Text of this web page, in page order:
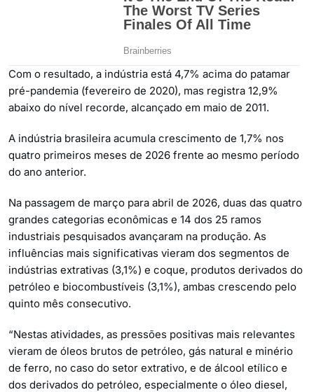
Com o resultado, a indústria está 4,7% acima do patamar
pré-pandemia (fevereiro de 2020), mas registra 12,9%
abaixo do nível recorde, alcançado em maio de 2011.
A indústria brasileira acumula crescimento de 1,7% nos
quatro primeiros meses de 2026 frente ao mesmo período
do ano anterior.
Na passagem de março para abril de 2026, duas das quatro
grandes categorias econômicas e 14 dos 25 ramos
industriais pesquisados avançaram na produção. As
influências mais significativas vieram dos segmentos de
indústrias extrativas (3,1%) e coque, produtos derivados do
petróleo e biocombustíveis (3,1%), ambas crescendo pelo
quinto mês consecutivo.
“Nestas atividades, as pressões positivas mais relevantes
vieram de óleos brutos de petróleo, gás natural e minério
de ferro, no caso do setor extrativo, e de álcool etílico e
dos derivados do petróleo, especialmente o óleo diesel,